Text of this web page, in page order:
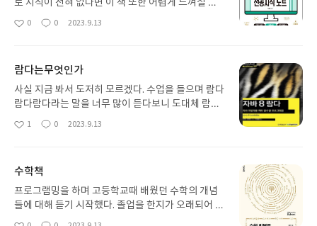
로 지식이 전혀 없다면 이 책 또한 어렵게 느껴질 것
같다. 오히려 그림이 엄청 많고 어린이를 위한 컴퓨터
싶은 부분들이 꽤나 있었다. 그리고 시작이 디자인패
턴이라는 점이 꽤 흥미로웠다. 대부분 끝날무렵에 나
오는 주제가 가장 먼저 나오니 프로그래밍 자체에 신
프로그래밍에 대한 지식이 없으면 무의미한 시작에
좋
0
댓
0
작
2023.9.13
람다는무엇인가
사실 지금 봐서 도저히 모르겠다. 수업을 들으며 람다
람다람다라는 말을 너무 많이 듣다보니 도대체 람다
가 무엇인지 궁금해졌다. 생각보다 람다를 중심으로
히 어렵다. 함수형 프로그래밍, 람다 등을 적용하는
것은 아무래도 조금 더 프로그래밍 기초에 익숙해지
고 난 후에 추가로 학습을 하는 것이 더 적절하다는
좋
1
댓
0
작
2023.9.13
수학책
프로그램밍을 하며 고등학교때 배웠던 수학의 개념
들에 대해 듣기 시작했다. 졸업을 한지가 오래되어 기
억이 흐릿한 개념들이 많았다. 그러한 부분을 단순히